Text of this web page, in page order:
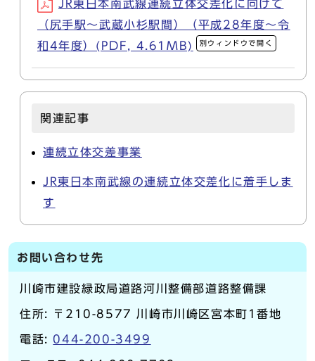
JR東日本南武線連続立体交差化に向けて
（尻手駅～武蔵小杉駅間）（平成28年度～令
和4年度）(PDF, 4.61MB)
別ウィンドウで開く
関連記事
連続立体交差事業
JR東日本南武線の連続立体交差化に着手しま
す
お問い合わせ先
川崎市建設緑政局道路河川整備部道路整備課
住所: 〒210-8577 川崎市川崎区宮本町1番地
電話: 044-200-3499